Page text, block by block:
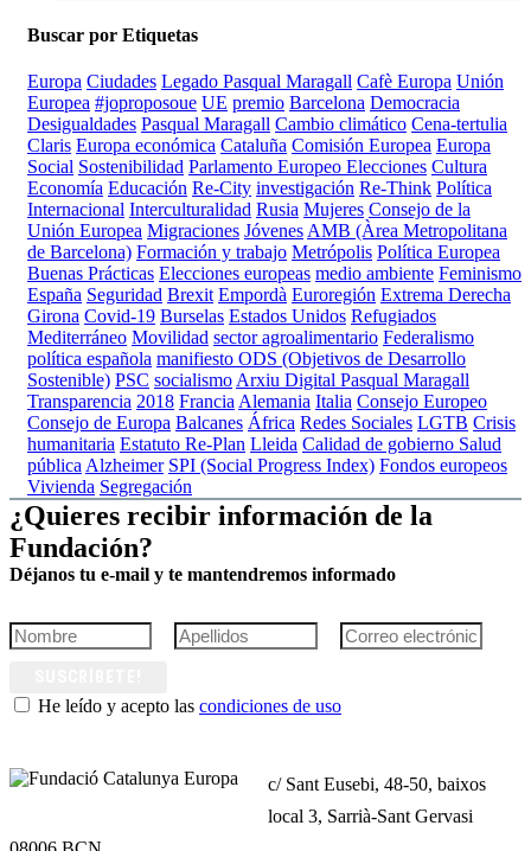
Buscar por Etiquetas
Europa Ciudades Legado Pasqual Maragall Cafè Europa Unión
Europea #joproposoue UE premio Barcelona Democracia
Desigualdades Pasqual Maragall Cambio climático Cena-tertulia
Claris Europa económica Cataluña Comisión Europea Europa
Social Sostenibilidad Parlamento Europeo Elecciones Cultura
Economía Educación Re-City investigación Re-Think Política
Internacional Interculturalidad Rusia Mujeres Consejo de la
Unión Europea Migraciones Jóvenes AMB (Àrea Metropolitana
de Barcelona) Formación y trabajo Metrópolis Política Europea
Buenas Prácticas Elecciones europeas medio ambiente Feminismo
España Seguridad Brexit Empordà Euroregión Extrema Derecha
Girona Covid-19 Burselas Estados Unidos Refugiados
Mediterráneo Movilidad sector agroalimentario Federalismo
política española manifiesto ODS (Objetivos de Desarrollo
Sostenible) PSC socialismo Arxiu Digital Pasqual Maragall
Transparencia 2018 Francia Alemania Italia Consejo Europeo
Consejo de Europa Balcanes África Redes Sociales LGTB Crisis
humanitaria Estatuto Re-Plan Lleida Calidad de gobierno Salud
pública Alzheimer SPI (Social Progress Index) Fondos europeos
Vivienda Segregación
¿Quieres recibir información de la
Fundación?
Déjanos tu e-mail y te mantendremos informado
He leído y acepto las condiciones de uso
c/ Sant Eusebi, 48-50, baixos
local 3, Sarrià-Sant Gervasi